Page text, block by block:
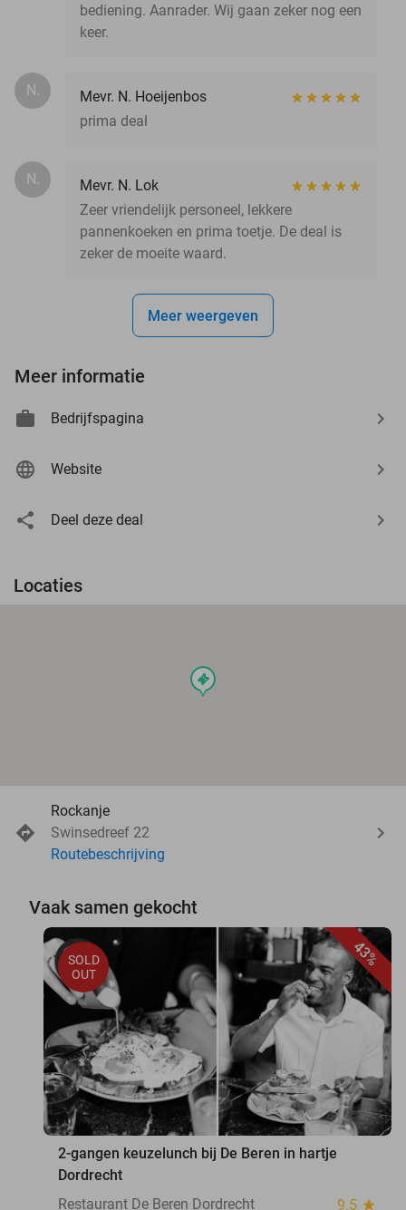
bediening. Aanrader. Wij gaan zeker nog een
keer.
N.
Mevr. N. Hoeijenbos
prima deal
N.
Mevr. N. Lok
Zeer vriendelijk personeel, lekkere
pannenkoeken en prima toetje. De deal is
zeker de moeite waard.
Meer weergeven
Meer informatie
Bedrijfspagina
Website
Deel deze deal
Locaties
events
Rockanje
Swinsedreef 22
Routebeschrijving
Vaak samen gekocht
43%
SOLD
OUT
2-gangen keuzelunch bij De Beren in hartje
Dordrecht
Restaurant De Beren Dordrecht
9.5 star